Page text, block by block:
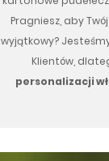
Pragniesz, aby
wyjątkowy?
Klientów,
personalizacji